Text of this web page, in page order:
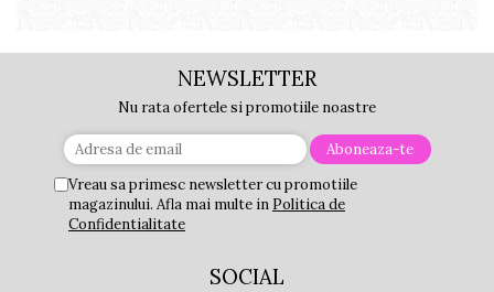
NEWSLETTER
Nu rata ofertele si promotiile noastre
Vreau sa primesc newsletter cu promotiile
magazinului. Afla mai multe in Politica de
Confidentialitate
SOCIAL